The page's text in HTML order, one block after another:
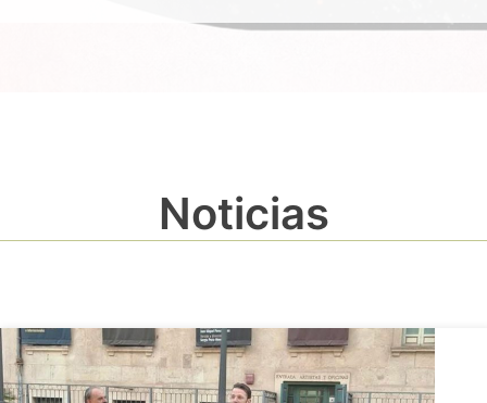
Noticias